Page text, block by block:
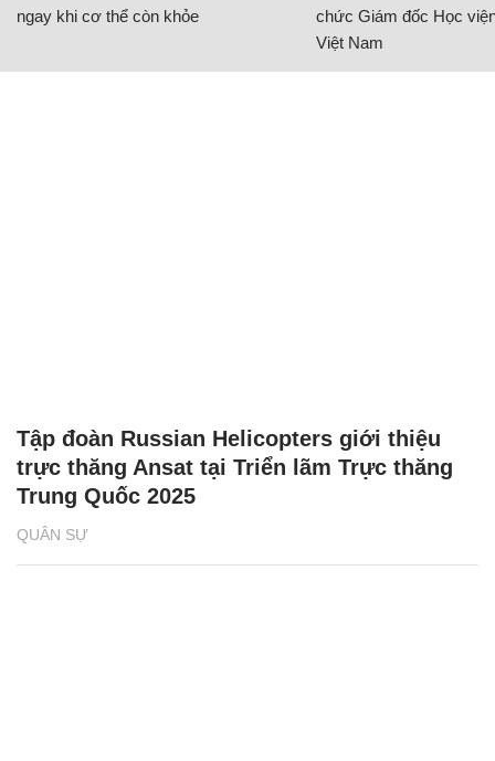
ngay khi cơ thể còn khỏe
chức Giám đốc Học
Việt Nam
QUÂN SỰ
Tập đoàn Russian Helicopters giới thiệu
trực thăng Ansat tại Triển lãm Trực thăng
Trung Quốc 2025